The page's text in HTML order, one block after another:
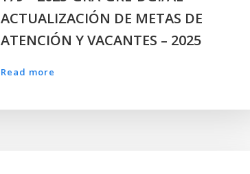
ACTUALIZACIÓN DE METAS DE
ATENCIÓN Y VACANTES – 2025
Read more